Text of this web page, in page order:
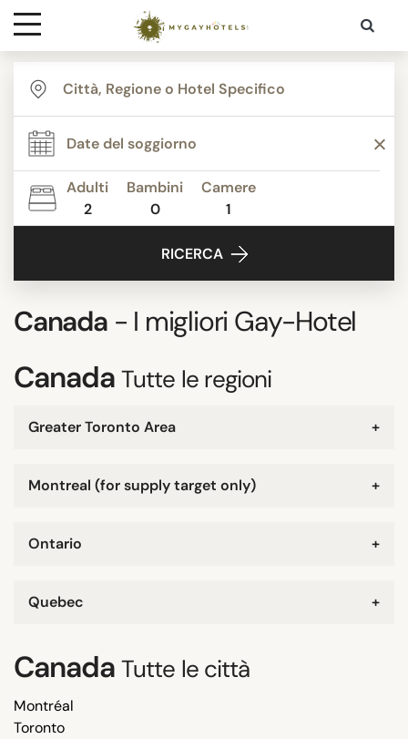
Destinazioni
Contatti
Media
Adulti
2
Bambini
0
Camere
1
RICERCA
Canada- I migliori Gay-Hotel
CanadaTutte le regioni
+
Greater Toronto Area
+
Montreal (for supply target only)
+
Ontario
+
Quebec
CanadaTutte le città
Montréal
Toronto